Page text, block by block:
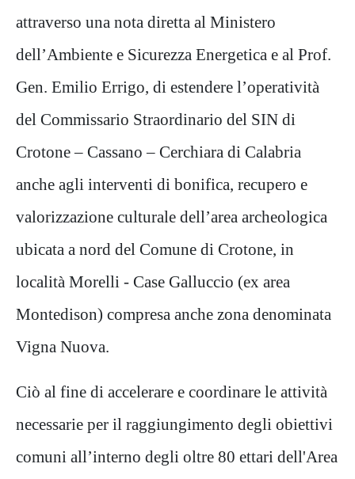
attraverso una nota diretta al Ministero
dell’Ambiente e Sicurezza Energetica e al Prof.
Gen. Emilio Errigo, di estendere l’operatività
del Commissario Straordinario del SIN di
Crotone – Cassano – Cerchiara di Calabria
anche agli interventi di bonifica, recupero e
valorizzazione culturale dell’area archeologica
ubicata a nord del Comune di Crotone, in
località Morelli - Case Galluccio (ex area
Montedison) compresa anche zona denominata
Vigna Nuova.
Ciò al fine di accelerare e coordinare le attività
necessarie per il raggiungimento degli obiettivi
comuni all’interno degli oltre 80 ettari dell'Area